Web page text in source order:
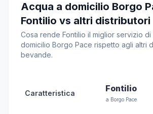
Acqua a domicilio Borgo
Fontilio vs altri distributori
Cosa rende Fontilio il miglior servizio di
domicilio Borgo Pace rispetto agli altri
bevande.
Caratteristica Fontilio
a Borgo Pace